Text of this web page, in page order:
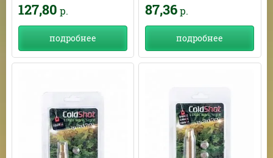
127,80 р.
подробнее
87,36 р.
подробнее